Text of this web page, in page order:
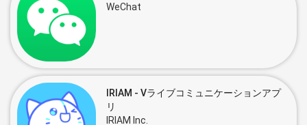
WeChat
IRIAM - Vライブコミュニケーションアプ
リ
IRIAM Inc.